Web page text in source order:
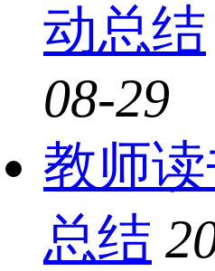
动总结
08-29
教师
总结